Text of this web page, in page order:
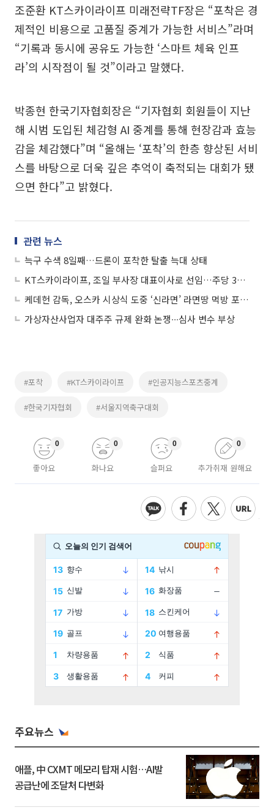
조준환 KT스카이라이프 미래전략TF장은 “포착은 경
제적인 비용으로 고품질 중계가 가능한 서비스”라며
“기록과 동시에 공유도 가능한 ‘스마트 체육 인프
라’의 시작점이 될 것”이라고 말했다.
박종현 한국기자협회장은 “기자협회 회원들이 지난
해 시범 도입된 체감형 AI 중계를 통해 현장감과 효능
감을 체감했다”며 “올해는 ‘포착’의 한층 향상된 서비
스를 바탕으로 더욱 깊은 추억이 축적되는 대회가 됐
으면 한다”고 밝혔다.
관련 뉴스
늑구 수색 8일째…드론이 포착한 탈출 늑대 상태
KT스카이라이프, 조일 부사장 대표이사로 선임…주당 350원 현금배당
케데헌 감독, 오스카 시상식 도중 ‘신라면’ 라면땅 먹방 포착 화제
가상자산사업자 대주주 규제 완화 논쟁∙∙∙심사 변수 부상
#포착 #KT스카이라이프 #인공지능스포츠중계
#한국기자협회 #서울지역축구대회
좋아요
0
화나요
0
슬퍼요
0
추가취재 원해요
0
주요뉴스
애플, 中 CXMT 메모리 탑재 시험…AI발
공급난에 조달처 다변화